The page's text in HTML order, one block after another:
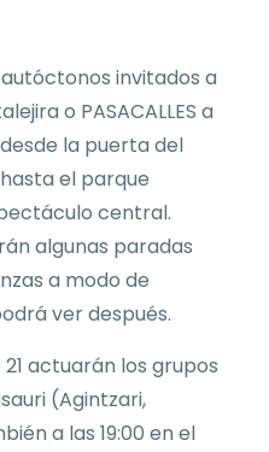
invitados a
o PASACALLES a
la puerta del
el parque
central.
algunas paradas
a modo de
ver después.
actuarán los grupos
(Agintzari,
a las 19:00 en el